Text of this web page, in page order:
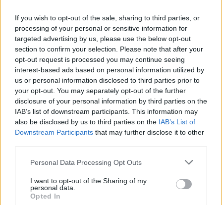
If you wish to opt-out of the sale, sharing to third parties, or
processing of your personal or sensitive information for
targeted advertising by us, please use the below opt-out
section to confirm your selection. Please note that after your
opt-out request is processed you may continue seeing
interest-based ads based on personal information utilized by
us or personal information disclosed to third parties prior to
your opt-out. You may separately opt-out of the further
disclosure of your personal information by third parties on the
IAB’s list of downstream participants. This information may
also be disclosed by us to third parties on the IAB’s List of
Downstream Participants that may further disclose it to other
Personal Data Processing Opt Outs
I want to opt-out of the Sharing of my
personal data.
Opted In
Dub Lights Festival #3
Du jeudi 14 au samedi 16 juin 2018 à partir de 20h
Théâtre de la Mer à Sète
Tarifs à partir de 24.80€
INFORMATIONS PRATIQUES
DATES ET HORAIRES
Du 14 juin 2018 au 16 juin 2018
Théâtre de la Mer Jean Vilar
34200 Sete